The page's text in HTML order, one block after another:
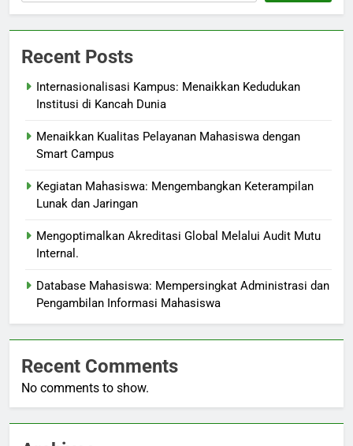
Recent Posts
Internasionalisasi Kampus: Menaikkan Kedudukan
Institusi di Kancah Dunia
Menaikkan Kualitas Pelayanan Mahasiswa dengan
Smart Campus
Kegiatan Mahasiswa: Mengembangkan Keterampilan
Lunak dan Jaringan
Mengoptimalkan Akreditasi Global Melalui Audit Mutu
Internal.
Database Mahasiswa: Mempersingkat Administrasi dan
Pengambilan Informasi Mahasiswa
Recent Comments
No comments to show.